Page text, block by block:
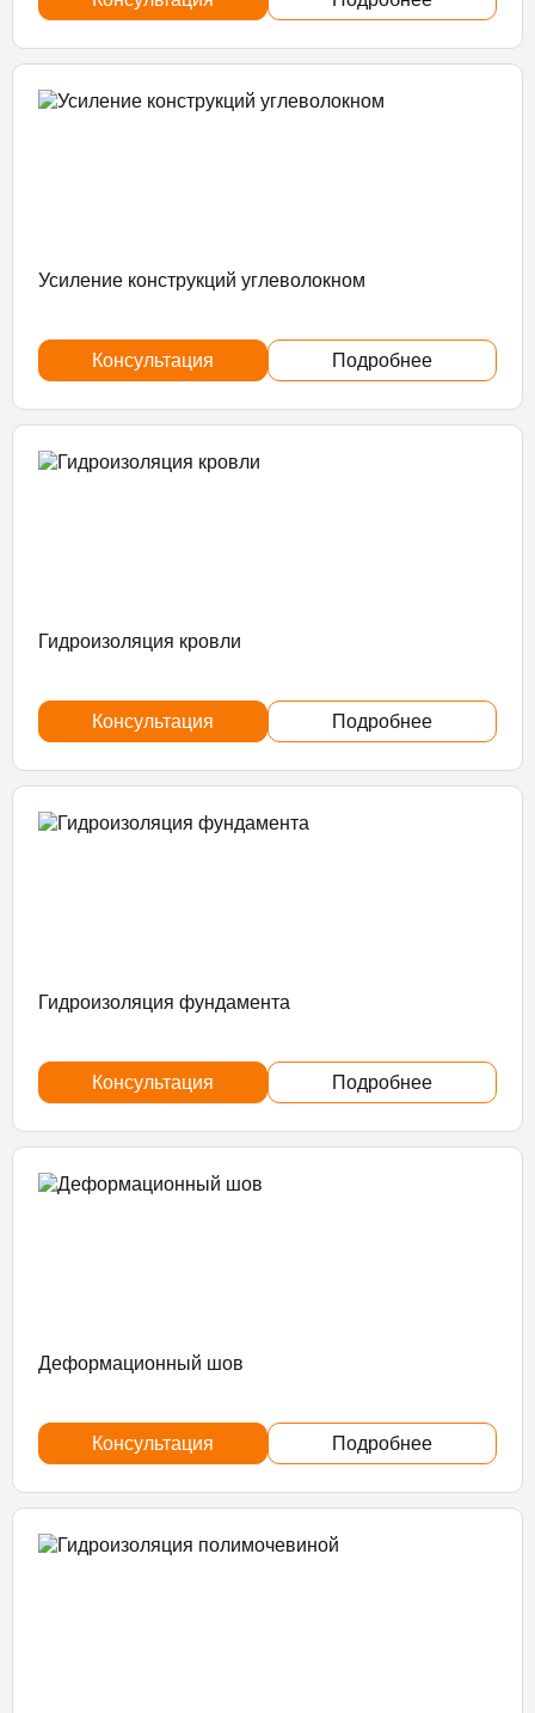
Усиление конструкций углеволокном
Консультация Подробнее
Гидроизоляция кровли
Консультация Подробнее
Гидроизоляция фундамента
Консультация Подробнее
Деформационный шов
Консультация Подробнее